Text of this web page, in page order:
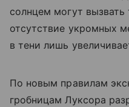
солнцем могут
отсутствие укромных
в тени лишь
По новым правилам
гробницам Луксора